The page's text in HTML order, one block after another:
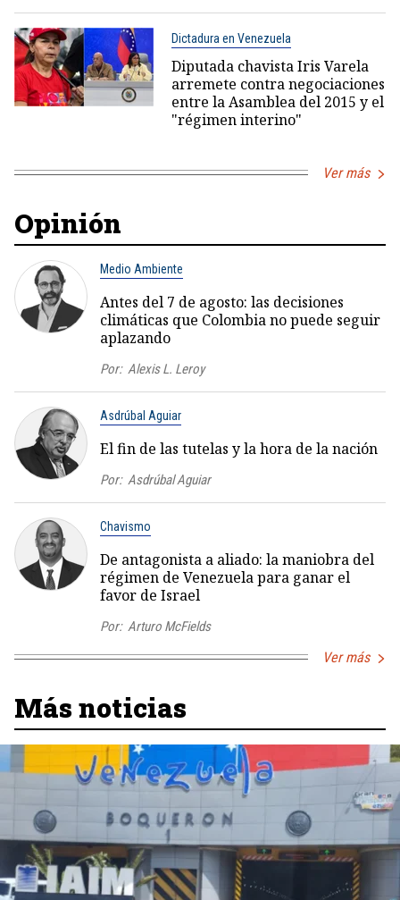
Dictadura en Venezuela
Diputada chavista Iris Varela
arremete contra negociaciones
entre la Asamblea del 2015 y el
"régimen interino"
Ver más
Opinión
Medio Ambiente
Antes del 7 de agosto: las decisiones
climáticas que Colombia no puede seguir
aplazando
Por: Alexis L. Leroy
Asdrúbal Aguiar
El fin de las tutelas y la hora de la nación
Por: Asdrúbal Aguiar
Chavismo
De antagonista a aliado: la maniobra del
régimen de Venezuela para ganar el
favor de Israel
Por: Arturo McFields
Ver más
Más noticias